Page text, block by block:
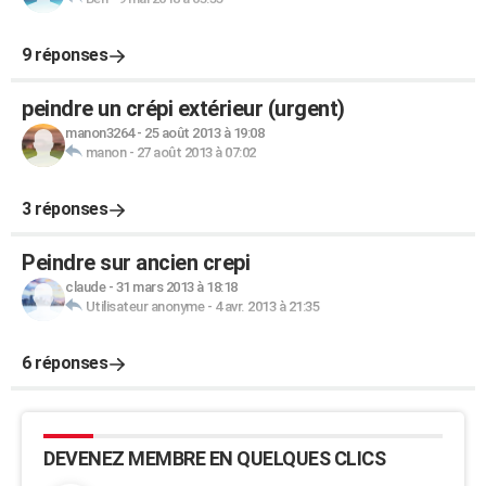
9 réponses
peindre un crépi extérieur (urgent)
manon3264- 25 août 2013 à 19:08
manon- 27 août 2013 à 07:02
3 réponses
Peindre sur ancien crepi
claude- 31 mars 2013 à 18:18
Utilisateur anonyme- 4 avr. 2013 à 21:35
6 réponses
DEVENEZ MEMBRE EN QUELQUES CLICS